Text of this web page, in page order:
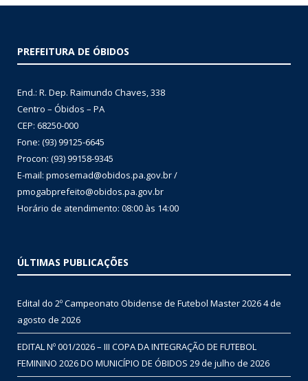
PREFEITURA DE ÓBIDOS
End.: R. Dep. Raimundo Chaves, 338
Centro – Óbidos – PA
CEP: 68250-000
Fone: (93) 99125-6645
Procon: (93) 99158-9345
E-mail: pmosemad@obidos.pa.gov.br /
pmogabprefeito@obidos.pa.gov.br
Horário de atendimento: 08:00 às 14:00
ÚLTIMAS PUBLICAÇÕES
Edital do 2º Campeonato Obidense de Futebol Master 20264 de
agosto de 2026
EDITAL Nº 001/2026 – III COPA DA INTEGRAÇÃO DE FUTEBOL
FEMININO 2026 DO MUNICÍPIO DE ÓBIDOS 29 de julho de 2026